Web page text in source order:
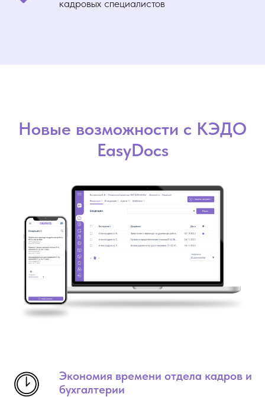
кадровых специалистов
Новые возможности с КЭДО
EasyDocs
Экономия времени отдела кадров и
бухгалтерии